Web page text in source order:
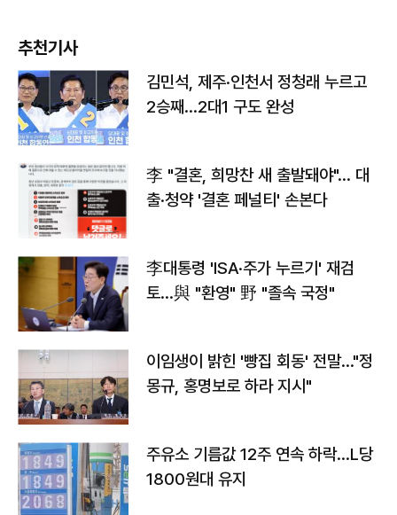
추천기사
김민석, 제주·인천서 정청래 누르고
2승째…2대1 구도 완성
李 "결혼, 희망찬 새 출발돼야"… 대
출·청약 '결혼 페널티' 손본다
李대통령 'ISA·주가 누르기' 재검
토…與 "환영" 野 "졸속 국정"
이임생이 밝힌 '빵집 회동' 전말…"정
몽규, 홍명보로 하라 지시"
주유소 기름값 12주 연속 하락…L당
1800원대 유지